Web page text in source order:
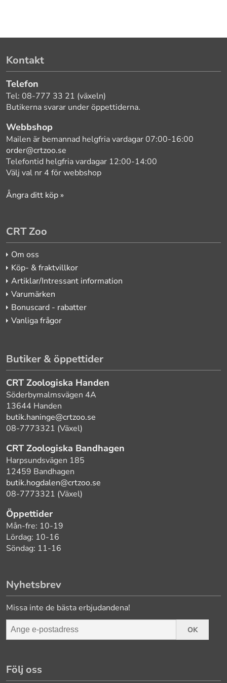
Kontakt
Telefon
Tel: 08-777 33 21 (växeln)
Butikerna svarar under öppettiderna.
Webbshop
Mailen är bemannad helgfria vardagar 07:00-16:00
order@crtzoo.se
Telefontid helgfria vardagar 12:00-14:00
Välj val nr 4 för webbshop
Ångra ditt köp »
CRT Zoo
Om oss
Köp- & fraktvillkor
Artiklar/Intressant information
Varumärken
Bonuscard - rabatter
Vanliga frågor
Butiker & öppettider
CRT Zoologiska Handen
Söderbymalmsvägen 4A
13644 Handen
butik.haninge@crtzoo.se
08-7773321 (Växel)
CRT Zoologiska Bandhagen
Harpsundsvägen 185
12459 Bandhagen
butik.hogdalen@crtzoo.se
08-7773321 (Växel)
Öppettider
Mån-fre: 10-19
Lördag: 10-16
Söndag: 11-16
Nyhetsbrev
Missa inte de bästa erbjudandena!
OK
Följ oss